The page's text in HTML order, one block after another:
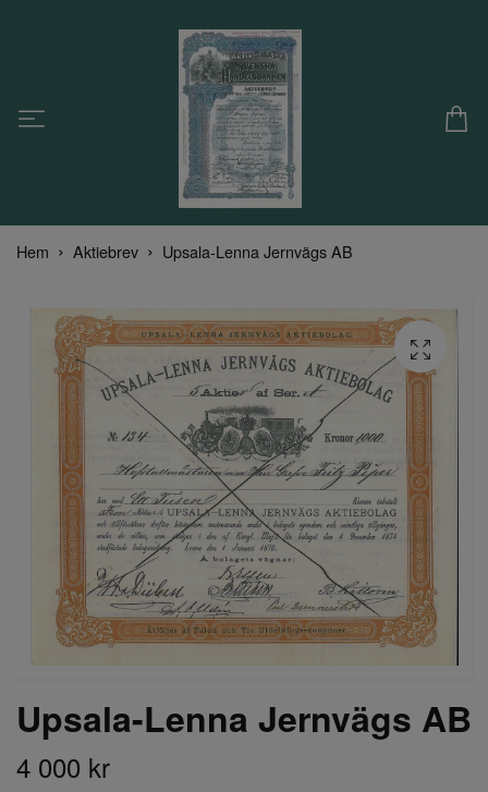
Hem Aktiebrev Upsala-Lenna Jernvägs AB
Upsala-Lenna Jernvägs AB
4 000 kr